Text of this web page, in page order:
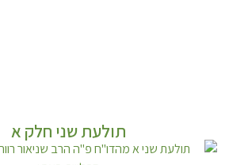
תולעת שני חלק א